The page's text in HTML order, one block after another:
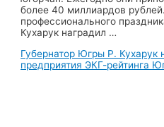
более 40 миллиардов
профессионального
Кухарук наградил …
Губернатор Югры Р. Кухарук
предприятия ЭКГ-рейтинга